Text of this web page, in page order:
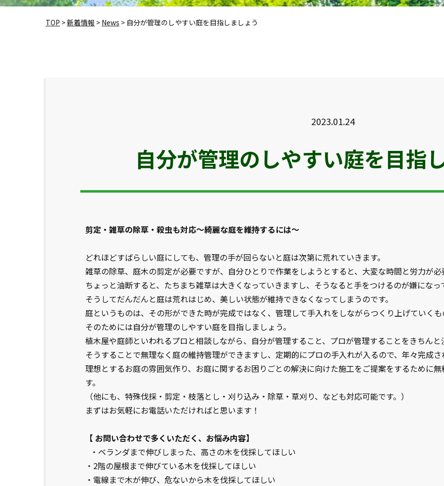
TOP >新着情報 > News > 自分が管理のしやすい庭を目指しましょう
2023.01.24
自分が管理のしやすい庭を目指
剪定・雑草の除草・殺虫も対応～綺麗な庭を維持するには～
どれほどすばらしい庭にしても、管理の手が回らないと庭は次第に荒れていきます。
雑草の除草、庭木の剪定が必要ですが、自分ひとりで作業をしようとすると、大変な時間と労力が必
ちょっと油断すると、たちまち雑草は大きくなっていきますし、そうなると手をつけるのが嫌になっ
そうしてだんだんと庭は荒れはじめ、美しい状態が維持できなくなってしまうのです。
庭というものは、その形ができた時が完成ではなく、管理して手入れをしながらつくり上げていくも
そのためには自分が管理のしやすい庭を目指しましょう。
植木屋や庭師といわれるプロと相談しながら、自分が管理すること、プロが管理することをきちんと
そうすることで無理なく庭の維持管理ができますし、定期的にプロの手入れが入るので、年々完成
理想とするお庭の雰囲気作り、お庭に関するお困りごとの解決に向けた施工をご提案をするために
す。
（他にも、特殊伐採・剪定・枝落とし・刈り込み・除草・草刈り、なども対応可能です。）
まずはお気軽にお電話いただければと思います！
【 お問い合わせで多くいただく、お悩み内容】
・ベランダまで伸びしまった、高さの木を伐採してほしい
・2階の屋根まで伸びている木を伐採してほしい
・電線まで木が伸び、危ないから木を伐採してほしい